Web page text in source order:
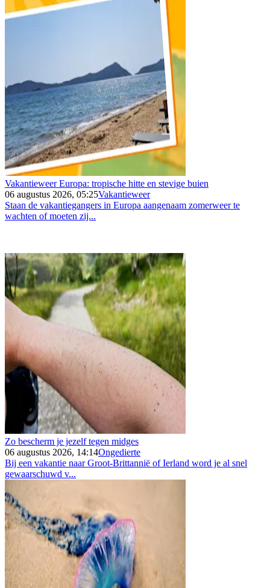
Vakantieweer Europa: tropische hitte en stevige buien
06 augustus 2026, 05:25Vakantieweer
Staan de vakantiegangers in Europa aangenaam zomerweer te
wachten of moeten zij...
Zo bescherm je jezelf tegen midges
06 augustus 2026, 14:14Ongedierte
Bij een vakantie naar Groot-Brittannië of Ierland word je al snel
gewaarschuwd v...